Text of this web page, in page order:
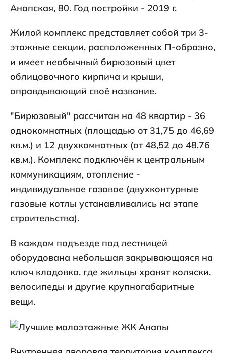
Анапская, 80. Год постройки - 2019 г.
Жилой комплекс представляет собой три 3-
этажные секции, расположенных П-образно,
и имеет необычный бирюзовый цвет
облицовочного кирпича и крыши,
оправдывающий своё название.
"Бирюзовый" рассчитан на 48 квартир - 36
однокомнатных (площадью от 31,75 до 46,69
кв.м.) и 12 двухкомнатных (от 48,52 до 48,76
кв.м.). Комплекс подключён к центральным
коммуникациям, отопление -
индивидуальное газовое (двухконтурные
газовые котлы устанавливались на этапе
строительства).
В каждом подъезде под лестницей
оборудована небольшая закрывающаяся на
ключ кладовка, где жильцы хранят коляски,
велосипеды и другие крупногабаритные
вещи.